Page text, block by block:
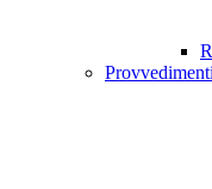
Provvedimenti